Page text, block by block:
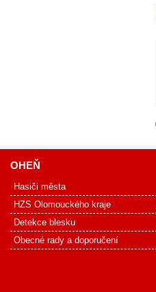
OHEŇ
Hasiči města
HZS Olomouckého kraje
Detekce blesku
Obecné rady a doporučení